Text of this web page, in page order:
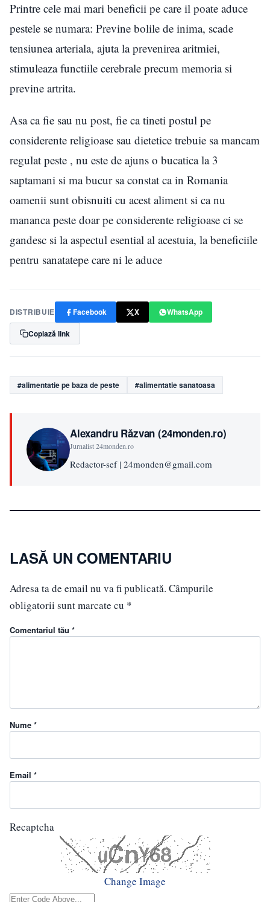
Printre cele mai mari beneficii pe care il poate aduce
pestele se numara: Previne bolile de inima, scade
tensiunea arteriala, ajuta la prevenirea aritmiei,
stimuleaza functiile cerebrale precum memoria si
previne artrita.
Asa ca fie sau nu post, fie ca tineti postul pe
considerente religioase sau dietetice trebuie sa mancam
regulat peste , nu este de ajuns o bucatica la 3
saptamani si ma bucur sa constat ca in Romania
oamenii sunt obisnuiti cu acest aliment si ca nu
mananca peste doar pe considerente religioase ci se
gandesc si la aspectul esential al acestuia, la beneficiile
pentru sanatatepe care ni le aduce
DISTRIBUIE Facebook X
WhatsApp
Copiază link
#alimentatie pe baza de peste #alimentatie sanatoasa
Alexandru Răzvan (24monden.ro)
Jurnalist 24monden.ro
Redactor-sef | 24monden@gmail.com
LASĂ UN COMENTARIU
Adresa ta de email nu va fi publicată. Câmpurile
obligatorii sunt marcate cu *
Comentariul tău *
Nume *
Email *
Recaptcha
Change Image